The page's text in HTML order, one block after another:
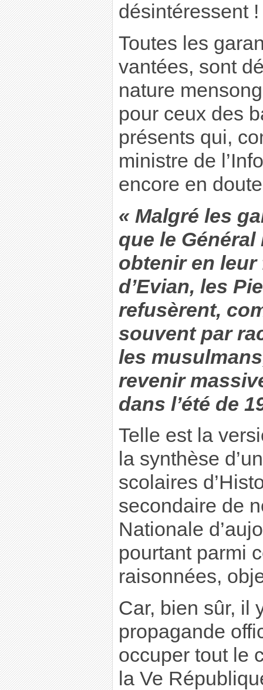
désintéressent !
Toutes les
vantées, sont
nature
pour ceux des
présents qui,
ministre de
encore en
« Malgré les
que le Général
obtenir en
d’Evian, les
refusèrent,
souvent par
les
revenir
dans l’été de
Telle est la
la synthèse
scolaires
secondaire de
Nationale
pourtant parmi
raisonnées,
Car, bien sûr, il
propagande
occuper tout le
la Ve